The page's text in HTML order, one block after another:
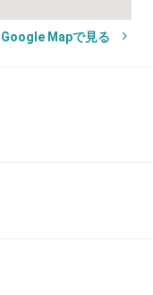
Google Mapで見る